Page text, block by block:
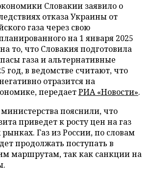
Словакии заявило о
отказа Украины от
газа через свою
на 1 января 2025
то, что Словакия подготовила
газа и альтернативные
год, в ведомстве считают, что
отразится на
передаетРИА «Новости».
пояснили, что
приведет к росту цен на газ
Газ из России, по словам
продолжать поступать в
маршрутам, так как санкции на